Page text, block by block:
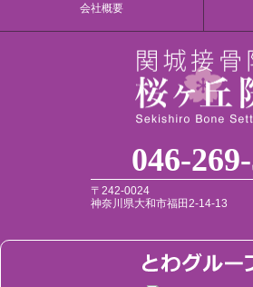
会社概要
046-
〒242-0024
神奈川県大和市福田2-14-13